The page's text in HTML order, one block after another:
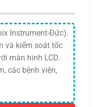
Instrument-Đức).
và kiểm soát tốc
màn hình LCD.
các bệnh viện,